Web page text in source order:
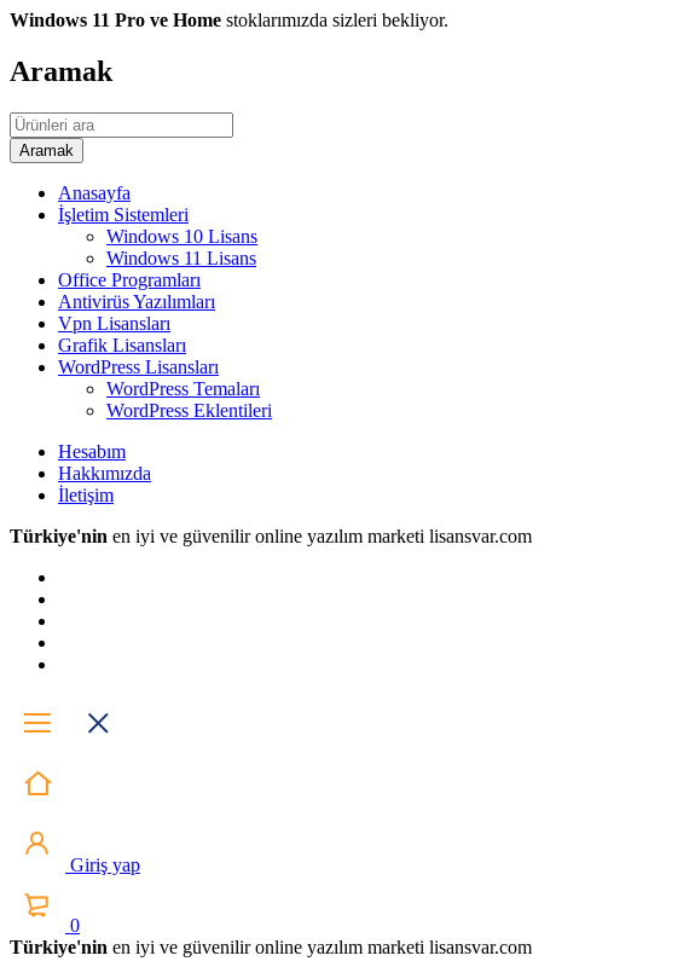
Windows 11 Pro ve Home stoklarımızda sizleri bekliyor.
Aramak
Anasayfa
İşletim Sistemleri
Windows 10 Lisans
Windows 11 Lisans
Office Programları
Antivirüs Yazılımları
Vpn Lisansları
Grafik Lisansları
WordPress Lisansları
WordPress Temaları
WordPress Eklentileri
Hesabım
Hakkımızda
İletişim
Türkiye'nin en iyi ve güvenilir online yazılım marketi lisansvar.com
Giriş yap
0
Türkiye'nin en iyi ve güvenilir online yazılım marketi lisansvar.com